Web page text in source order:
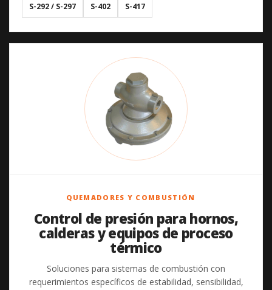
S-292 / S-297 S-402 S-417
QUEMADORES Y COMBUSTIÓN
Control de presión para hornos,
calderas y equipos de proceso
térmico
Soluciones para sistemas de combustión con
requerimientos específicos de estabilidad, sensibilidad,